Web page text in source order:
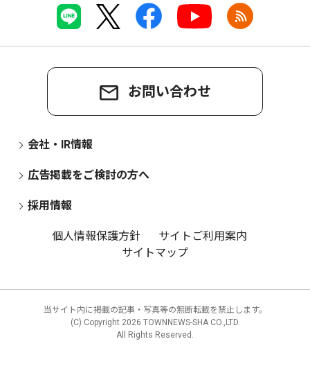
お問い合わせ
会社・IR情報
広告掲載をご検討の方へ
採用情報
個人情報保護方針
サイトご利用案内
サイトマップ
当サイト内に掲載の記事・写真等の無断転載を禁止します。
(C) Copyright 2026 TOWNNEWS-SHA CO.,LTD.
All Rights Reserved.